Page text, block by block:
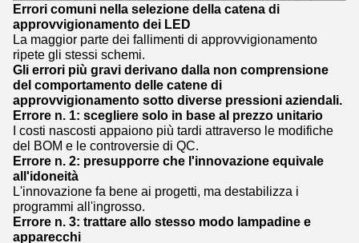
Errori comuni nella selezione della catena di
approvvigionamento dei LED
La maggior parte dei fallimenti di approvvigionamento
ripete gli stessi schemi.
Gli errori più gravi derivano dalla non comprensione
del comportamento delle catene di
approvvigionamento sotto diverse pressioni aziendali.
Errore n. 1: scegliere solo in base al prezzo unitario
I costi nascosti appaiono più tardi attraverso le modifiche
del BOM e le controversie di QC.
Errore n. 2: presupporre che l'innovazione equivale
all'idoneità
L'innovazione fa bene ai progetti, ma destabilizza i
programmi all'ingrosso.
Errore n. 3: trattare allo stesso modo lampadine e
apparecchi